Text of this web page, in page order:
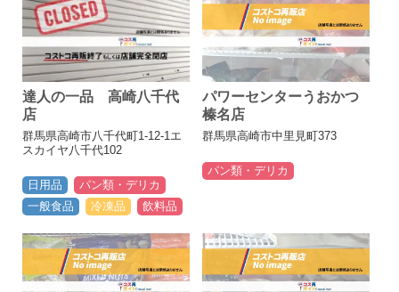
達人の一品 高崎八千代
店
群馬県高崎市八千代町1-12-1エ
スカイヤ八千代102
日用品
パン類・デリカ
一般食品
冷凍品 飲料品
パワーセンターうおかつ
榛名店
群馬県高崎市中里見町373
パン類・デリカ